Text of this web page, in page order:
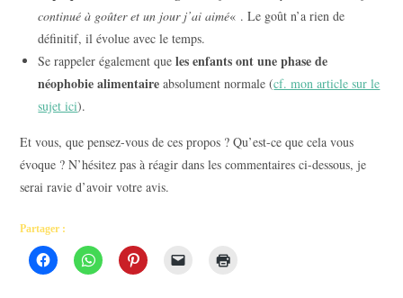
continué à goûter et un jour j’ai aimé« . Le goût n’a rien de
définitif, il évolue avec le temps.
Se rappeler également queles enfants ont une phase de
néophobie alimentaire absolument normale (cf. mon article sur le
sujet ici).
Et vous, que pensez-vous de ces propos ? Qu’est-ce que cela vous
évoque ? N’hésitez pas à réagir dans les commentaires ci-dessous, je
serai ravie d’avoir votre avis.
Partager :